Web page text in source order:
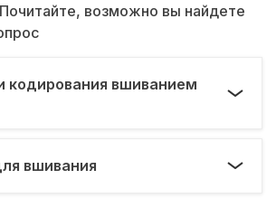
возможно вы найдете
кодирования вшиванием
вшивания